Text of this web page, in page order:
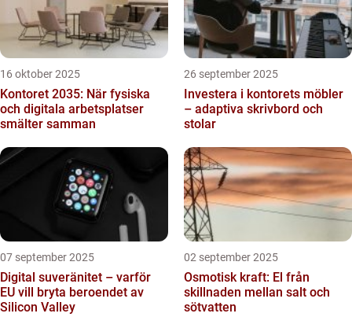
16 oktober 2025
Kontoret 2035: När fysiska
och digitala arbetsplatser
smälter samman
26 september 2025
Investera i kontorets möbler
– adaptiva skrivbord och
stolar
07 september 2025
Digital suveränitet – varför
EU vill bryta beroendet av
Silicon Valley
02 september 2025
Osmotisk kraft: El från
skillnaden mellan salt och
sötvatten